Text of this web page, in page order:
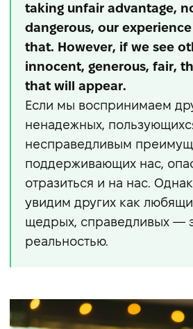
taking unfair advantage,
dangerous, our
that. However, if we see
innocent, generous, fair,
that will appear.
Если мы воспринимаем
ненадежных,
несправедливым
поддерживающих нас,
отразиться и на нас.
увидим других как
щедрых, справедливых —
реальностью.